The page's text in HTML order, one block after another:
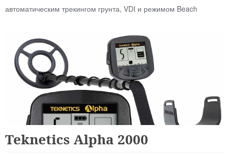
автоматическим трекингом грунта, VDI и режимом Beach
Teknetics Alpha 2000